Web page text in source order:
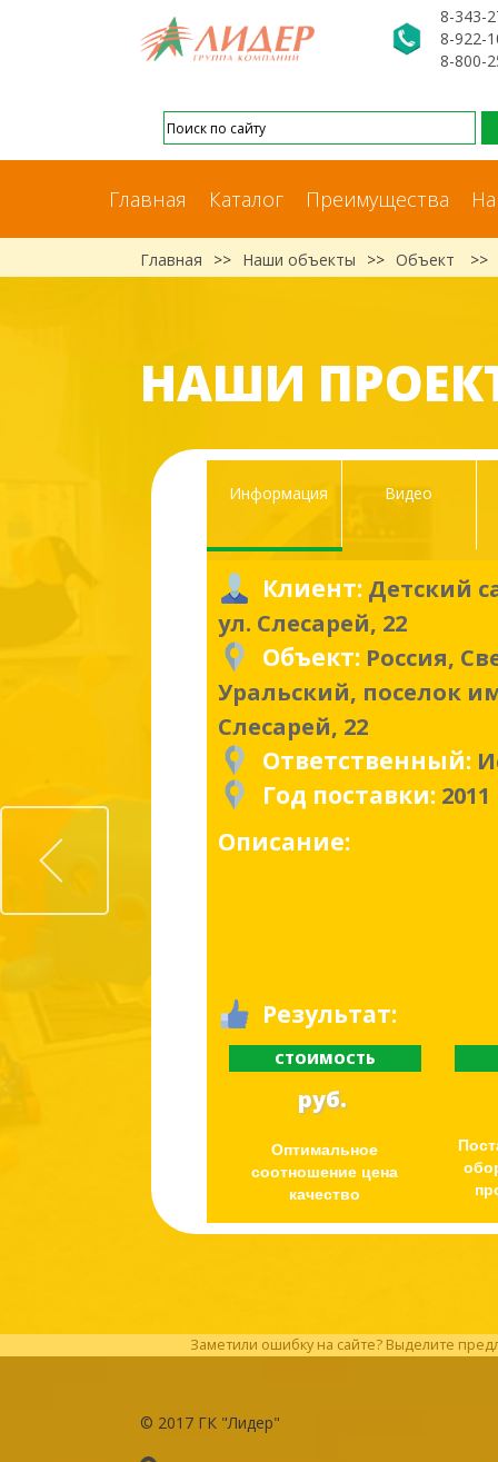
8-343-
8-922-
8-800-
Главная Каталог Преимущества
Главная >> Наши объекты >> Объект >>
НАШИ
Информация Видео
Клиент: Детский
ул. Слесарей, 22
Объект: Россия,
Уральский, поселок
Слесарей, 22
Ответственный:
Год поставки: 2011
Описание:
Результат:
СТОИМОСТЬ
руб.
Оптимальное
соотношение цена
качество
Заметили ошибку на сайте? Выделите
© 2017 ГК "Лидер"